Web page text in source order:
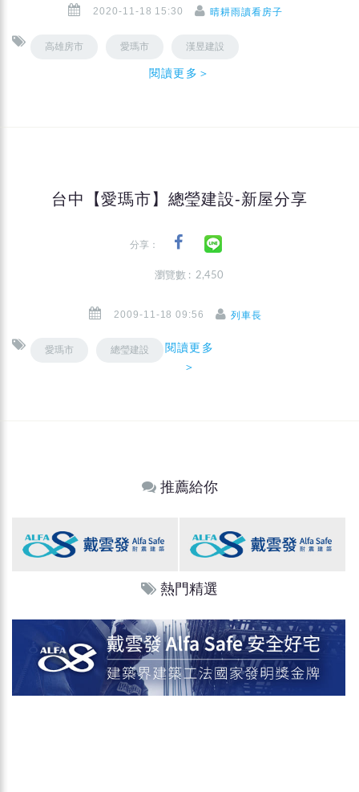
2020-11-18 15:30 晴耕雨讀看房子
高雄房市 愛瑪市 漢昱建設
閱讀更多＞
台中【愛瑪市】總瑩建設-新屋分享
分享：
瀏覽數 : 2,450
2009-11-18 09:56 列車長
愛瑪市 總瑩建設
閱讀更多
＞
推薦給你
熱門精選